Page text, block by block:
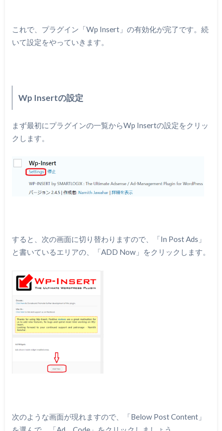
これで、プラグイン「Wp Insert」の有効化が完了です。続
いて設定をやっていきます。
Wp Insertの設定
まず最初にプラグインの一覧からWp Insertの設定をクリッ
クします。
すると、次の画面に切り替わりますので、「In Post Ads」
と書いているエリアの、「ADD Now」をクリックします。
次のような画面が現れますので、「Below Post Content」